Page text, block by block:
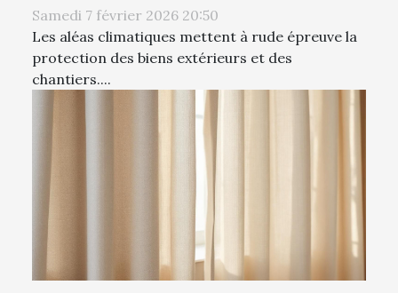
Samedi 7 février 2026 20:50
Les aléas climatiques mettent à rude épreuve la
protection des biens extérieurs et des
chantiers....